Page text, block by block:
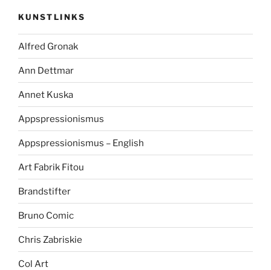
KUNSTLINKS
Alfred Gronak
Ann Dettmar
Annet Kuska
Appspressionismus
Appspressionismus – English
Art Fabrik Fitou
Brandstifter
Bruno Comic
Chris Zabriskie
Col Art